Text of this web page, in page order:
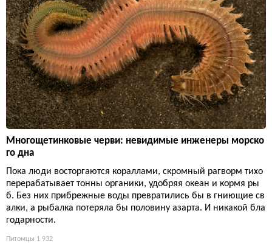
Многощетинковые черви: невидимые инженеры морско
го дна
Пока люди восторгаются кораллами, скромный рагворм тихо
перерабатывает тонны органики, удобряя океан и кормя ры
б. Без них прибрежные воды превратились бы в гниющие св
алки, а рыбалка потеряла бы половину азарта. И никакой бла
годарности.
Питомцы 1 932